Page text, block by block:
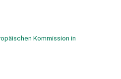
Kommission in